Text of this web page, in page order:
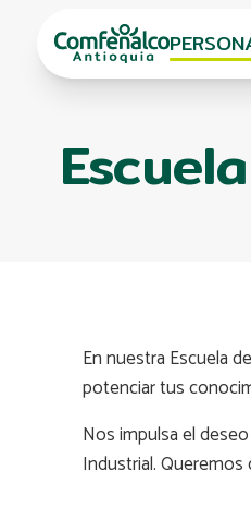
En nuestra Escuela
potenciar tus
Nos impulsa el
Industrial.